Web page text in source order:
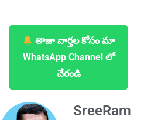
తాజా వార్తల కోసం మా
WhatsApp Channel లో
చేరండి
SreeRam